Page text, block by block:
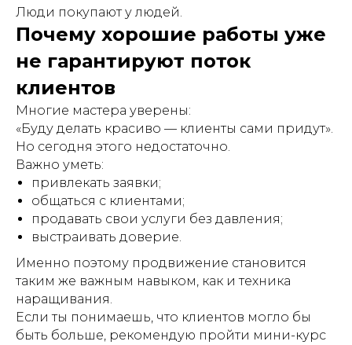
Люди покупают у людей.
Почему хорошие работы уже
не гарантируют поток
клиентов
Многие мастера уверены:
«Буду делать красиво — клиенты сами придут».
Но сегодня этого недостаточно.
Важно уметь:
привлекать заявки;
общаться с клиентами;
продавать свои услуги без давления;
выстраивать доверие.
Именно поэтому продвижение становится
таким же важным навыком, как и техника
наращивания.
Если ты понимаешь, что клиентов могло бы
быть больше, рекомендую пройти мини-курс